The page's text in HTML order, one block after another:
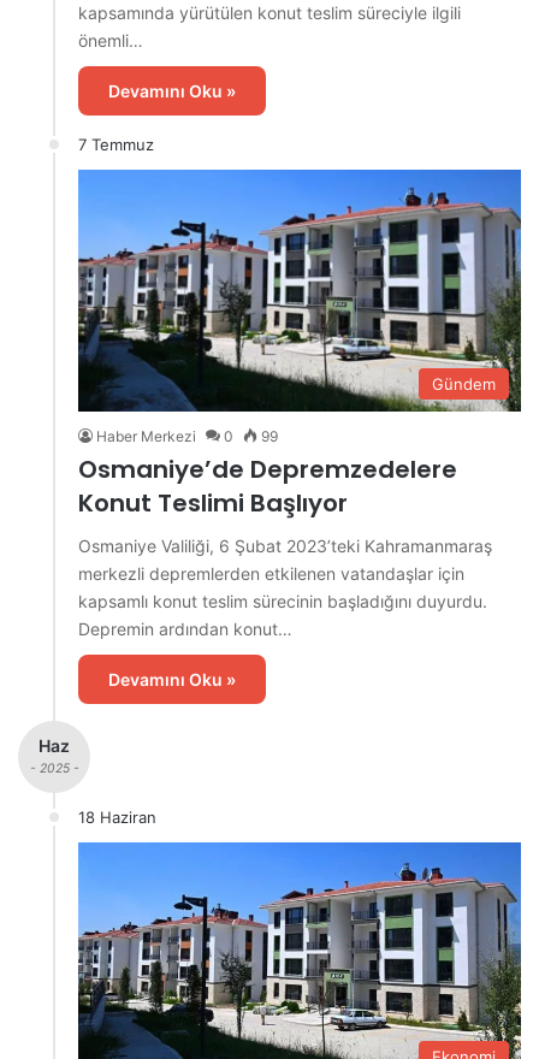
kapsamında yürütülen konut teslim süreciyle ilgili
önemli…
Devamını Oku »
7 Temmuz
Gündem
Haber Merkezi 0 99
Osmaniye’de Depremzedelere
Konut Teslimi Başlıyor
Osmaniye Valiliği, 6 Şubat 2023’teki Kahramanmaraş
merkezli depremlerden etkilenen vatandaşlar için
kapsamlı konut teslim sürecinin başladığını duyurdu.
Depremin ardından konut…
Devamını Oku »
Haz
- 2025 -
18 Haziran